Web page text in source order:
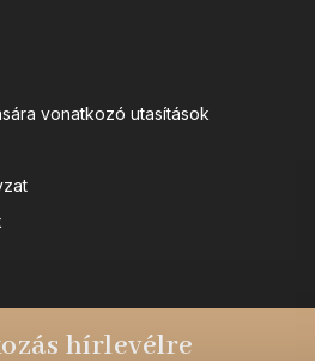
vonatkozó utasítások
hírlevélre